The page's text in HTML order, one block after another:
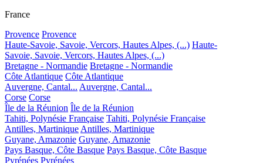
France
Provence Provence
Haute-Savoie, Savoie, Vercors, Hautes Alpes, (...) Haute-
Savoie, Savoie, Vercors, Hautes Alpes, (...)
Bretagne - Normandie Bretagne - Normandie
Côte Atlantique Côte Atlantique
Auvergne, Cantal... Auvergne, Cantal...
Corse Corse
Île de la Réunion Île de la Réunion
Tahiti, Polynésie Française Tahiti, Polynésie Française
Antilles, Martinique Antilles, Martinique
Guyane, Amazonie Guyane, Amazonie
Pays Basque, Côte Basque Pays Basque, Côte Basque
Pyrénées Pyrénées